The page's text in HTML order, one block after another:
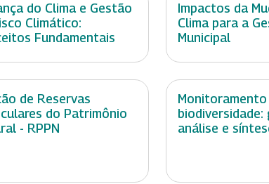
do Clima e Gestão
Climático:
Fundamentais
Impactos da
Clima para a
Municipal
de Reservas
do Patrimônio
- RPPN
Monitoramento
biodiversidade:
análise e